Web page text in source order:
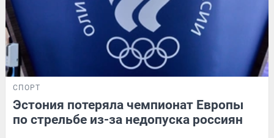
СПОРТ
Эстония потеряла чемпионат Европы
по стрельбе из-за недопуска россиян